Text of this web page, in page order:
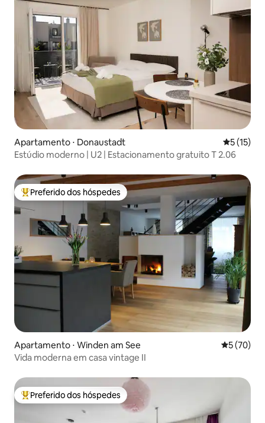
Apartamento ⋅ Donaustadt 5 de uma
5 (15)
Estúdio moderno | U2 | Estacionamento gratuito T 2.06
Entre os melhores preferidos dos hóspedes
Preferido dos hóspedes
Apartamento ⋅ Winden am See 5 de uma
5 (70)
Vida moderna em casa vintage II
Entre os melhores preferidos dos hóspedes
Preferido dos hóspedes